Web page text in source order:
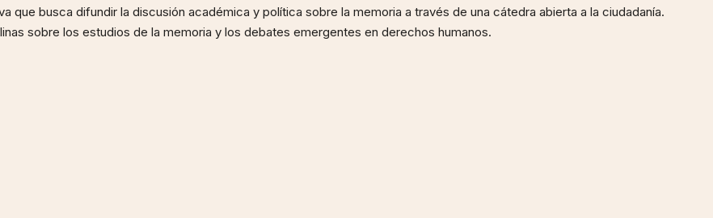
que busca difundir la discusión académica y política sobre la memoria a través de una cátedra abierta a la ciudadanía.
sobre los estudios de la memoria y los debates emergentes en derechos humanos.